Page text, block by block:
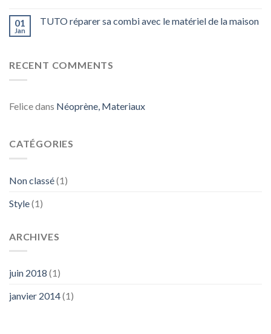
01
Jan
TUTO réparer sa combi avec le matériel de la maison
RECENT COMMENTS
Felicedans Néoprène, Materiaux
CATÉGORIES
Non classé(1)
Style(1)
ARCHIVES
juin 2018 (1)
janvier 2014(1)